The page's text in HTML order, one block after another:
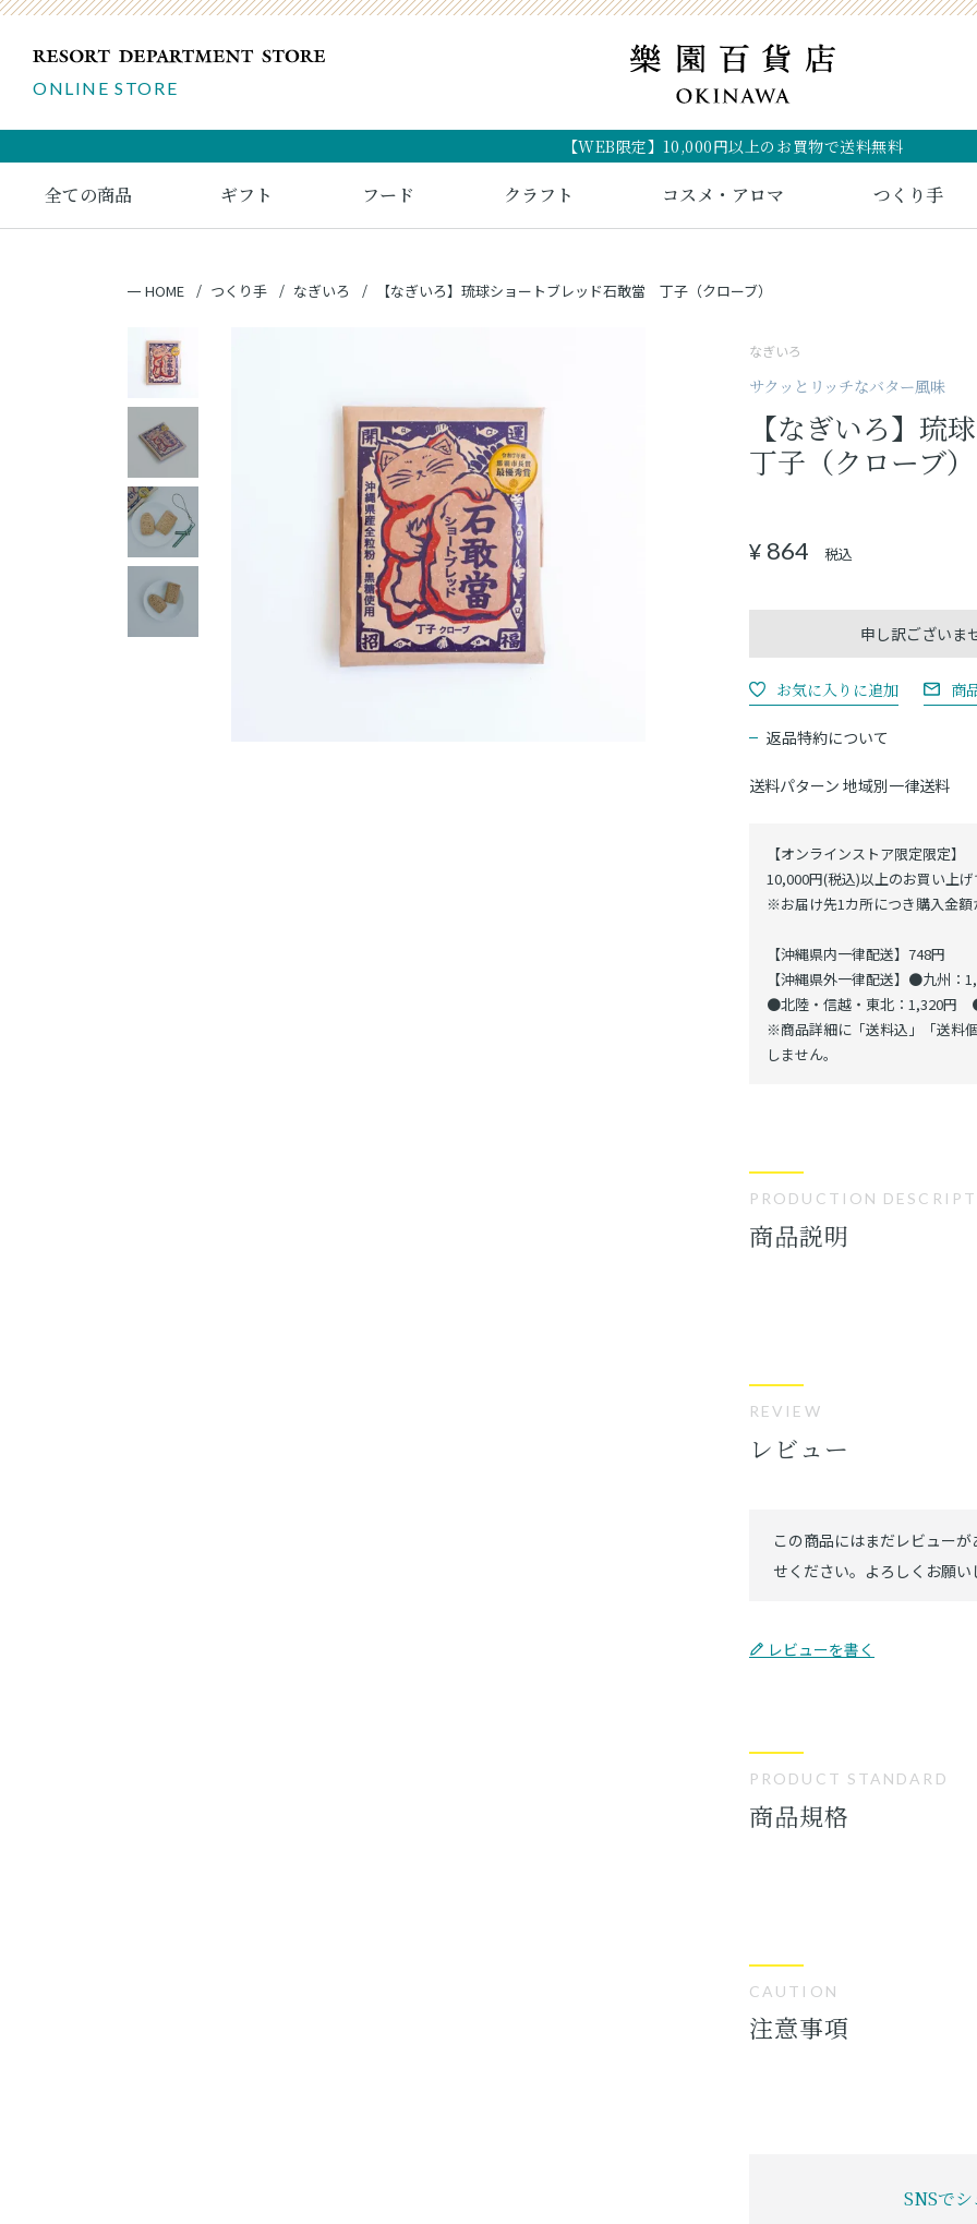
ONLINE STORE
【WEB限定】10,000円以上のお買物で送料無料
全ての商品 ギフト フード クラフト コスメ・アロマ つくり手
HOME つくり手 なぎいろ 【なぎいろ】琉球ショートブレッド石敢當 丁子（クローブ）
なぎいろ
サクッとリッチなバター風味
【なぎいろ】琉
丁子（クローブ）
¥ 864 税込
送料パターン 地域別一律送料
商
返品特約について
【オンラインストア限定限定】
10,000円(税込)以上のお買い上
※お届け先1カ所につき購入金額
【沖縄県内一律配送】748円
【沖縄県外一律配送】●九州
●北陸・信越・東北：1,320円
※商品詳細に「送料込」「送料
しません。
PRODUCTION
商品説明
REVIEW
レビュー
レビューを書く
PRODUCT STANDARD
商品規格
CAUTION
注意事項
SNSで